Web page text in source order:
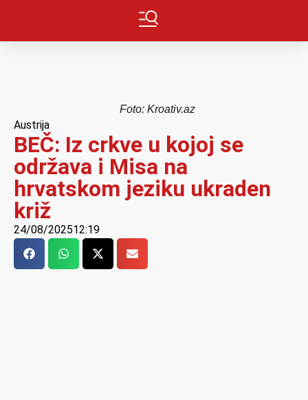
Foto: Kroativ.az
Austrija
BEČ: Iz crkve u kojoj se
održava i Misa na
hrvatskom jeziku ukraden
križ
24/08/202512:19